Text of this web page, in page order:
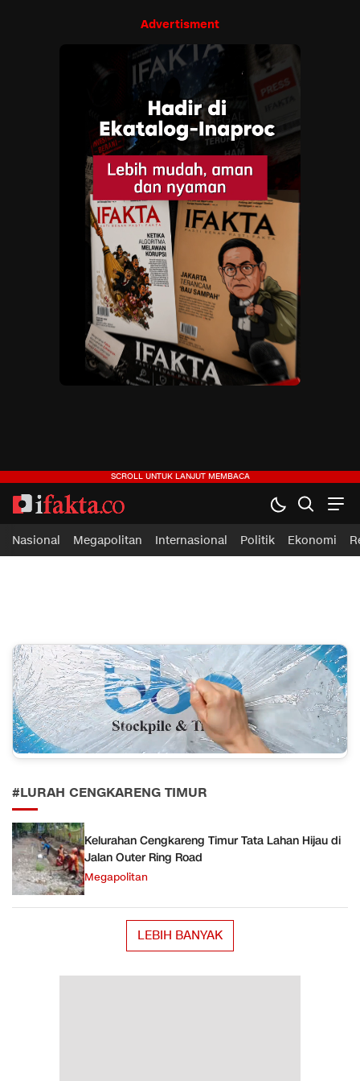
Advertisment
ifakta.co
#pastibenar
Nasional Megapolitan Internasional Politik Ekonomi
#LURAH CENGKARENG TIMUR
Kelurahan Cengkareng Timur Tata Lahan Hijau di
Jalan Outer Ring Road
Megapolitan
LEBIH BANYAK